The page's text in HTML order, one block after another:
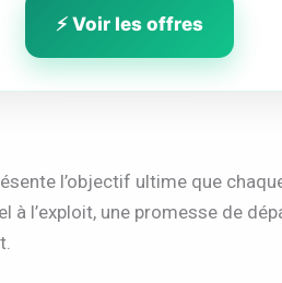
⚡ Voir les offres
l’objectif ultime que
à l’exploit, une promesse de